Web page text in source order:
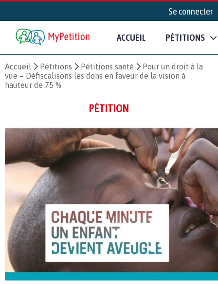
Se connecter
ACCUEIL PÉTITIONS
Accueil Pétitions Pétitions santé
Pour un droit à la
vue – Défiscalisons les dons en faveur de la vision à
hauteur de 75 %
PÉTITION